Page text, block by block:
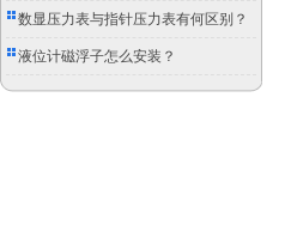
双金属温度计？
数显压力表与指针压力表有何区别？
液位计磁浮子怎么安装？